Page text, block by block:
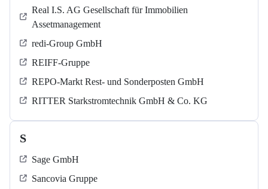
Real I.S. AG Gesellschaft für Immobilien
Assetmanagement
redi-Group GmbH
REIFF-Gruppe
REPO-Markt Rest- und Sonderposten GmbH
RITTER Starkstromtechnik GmbH & Co. KG
S
Sage GmbH
Sancovia Gruppe